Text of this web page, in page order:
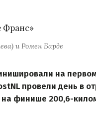
и Ромен Барде
на
провели день в
финише 200,6-